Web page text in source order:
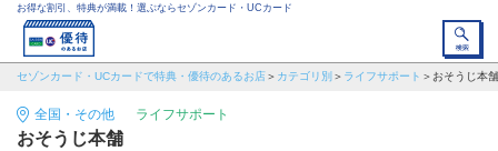
お得な割引、特典が満載！選ぶならセゾンカード・UCカード
セゾンカード・UCカードで特典・優待のあるお店 カテゴリ別 ライフサポート おそうじ本舗
全国・その他 ライフサポート
おそうじ本舗